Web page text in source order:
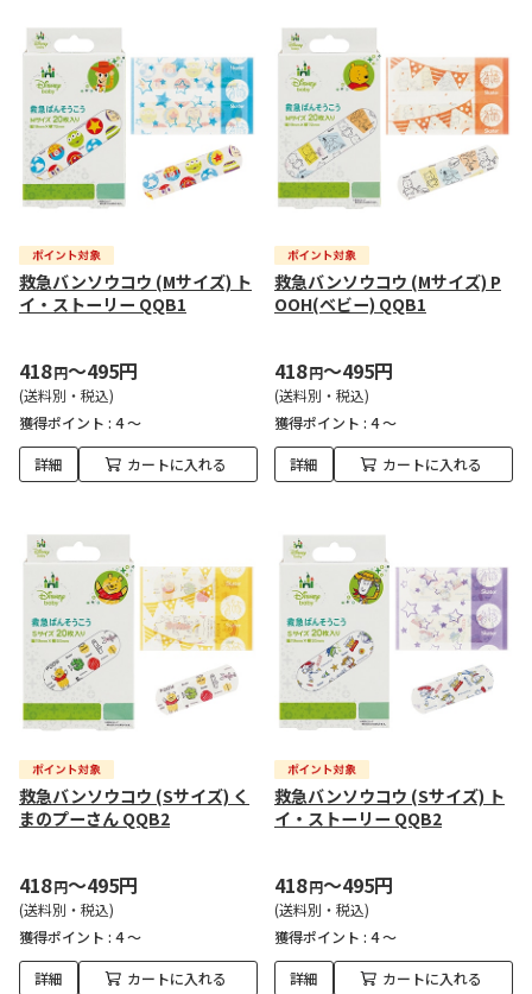
救急バンソウコウ (Mサイズ) ト
イ・ストーリー QQB1
418円～495円
(送料別・税込)
獲得ポイント : 4 ～
詳細 カートに入れる
救急バンソウコウ (Mサイズ) P
OOH(ベビー) QQB1
418円～495円
(送料別・税込)
獲得ポイント : 4 ～
詳細 カートに入れる
救急バンソウコウ (Sサイズ) く
まのプーさん QQB2
418円～495円
(送料別・税込)
獲得ポイント : 4 ～
詳細 カートに入れる
救急バンソウコウ (Sサイズ) ト
イ・ストーリー QQB2
418円～495円
(送料別・税込)
獲得ポイント : 4 ～
詳細 カートに入れる